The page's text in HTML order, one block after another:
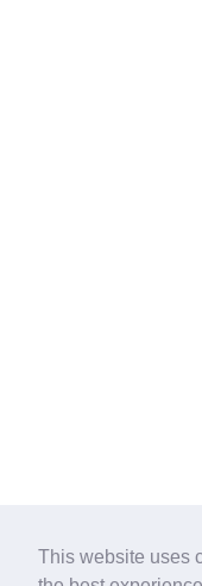
This website uses